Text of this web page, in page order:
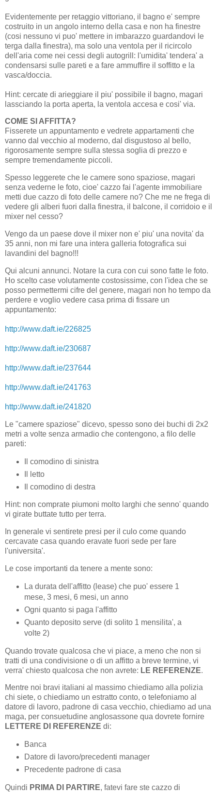
Evidentemente per retaggio vittoriano, il bagno e' sempre
costruito in un angolo interno della casa e non ha finestre
(cosi nessuno vi puo' mettere in imbarazzo guardandovi le
terga dalla finestra), ma solo una ventola per il ricircolo
dell'aria come nei cessi degli autogrill: l'umidita' tendera' a
condensarsi sulle pareti e a fare ammuffire il soffitto e la
vasca/doccia.
Hint: cercate di arieggiare il piu' possibile il bagno, magari
lassciando la porta aperta, la ventola accesa e cosi' via.
COME SI AFFITTA?
Fisserete un appuntamento e vedrete appartamenti che
vanno dal vecchio al moderno, dal disgustoso al bello,
rigorosamente sempre sulla stessa soglia di prezzo e
sempre tremendamente piccoli.
Spesso leggerete che le camere sono spaziose, magari
senza vederne le foto, cioe' cazzo fai l'agente immobiliare
metti due cazzo di foto delle camere no? Che me ne frega di
vedere gli alberi fuori dalla finestra, il balcone, il corridoio e il
mixer nel cesso?
Vengo da un paese dove il mixer non e' piu' una novita' da
35 anni, non mi fare una intera galleria fotografica sui
lavandini del bagno!!!
Qui alcuni annunci. Notare la cura con cui sono fatte le foto.
Ho scelto case volutamente costosissime, con l'idea che se
posso permettermi cifre del genere, magari non ho tempo da
perdere e voglio vedere casa prima di fissare un
appuntamento:
http://www.daft.ie/226825
http://www.daft.ie/230687
http://www.daft.ie/237644
http://www.daft.ie/241763
http://www.daft.ie/241820
Le "camere spaziose" dicevo, spesso sono dei buchi di 2x2
metri a volte senza armadio che contengono, a filo delle
pareti:
Il comodino di sinistra
Il letto
Il comodino di destra
Hint: non comprate piumoni molto larghi che senno' quando
vi girate buttate tutto per terra.
In generale vi sentirete presi per il culo come quando
cercavate casa quando eravate fuori sede per fare
l'universita'.
Le cose importanti da tenere a mente sono:
La durata dell'affitto (lease) che puo' essere 1
mese, 3 mesi, 6 mesi, un anno
Ogni quanto si paga l'affitto
Quanto deposito serve (di solito 1 mensilita', a
volte 2)
Quando trovate qualcosa che vi piace, a meno che non si
tratti di una condivisione o di un affitto a breve termine, vi
verra' chiesto qualcosa che non avrete: LE REFERENZE.
Mentre noi bravi italiani al massimo chiediamo alla polizia
chi siete, o chiediamo un estratto conto, o telefoniamo al
datore di lavoro, padrone di casa vecchio, chiediamo ad una
maga, per consuetudine anglosassone qua dovrete fornire
LETTERE DI REFERENZE di:
Banca
Datore di lavoro/precedenti manager
Precedente padrone di casa
Quindi PRIMA DI PARTIRE, fatevi fare ste cazzo di